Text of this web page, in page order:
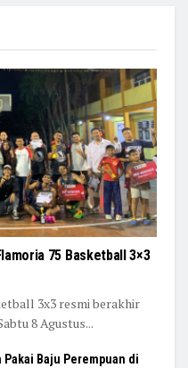
75 Basketball 3×3
3x3 resmi berakhir
8 Agustus...
Pakai Baju Perempuan di